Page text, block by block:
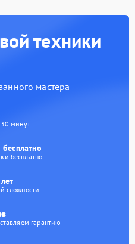
техники
мастера
30 минут
бесплатно
сложности
гарантию